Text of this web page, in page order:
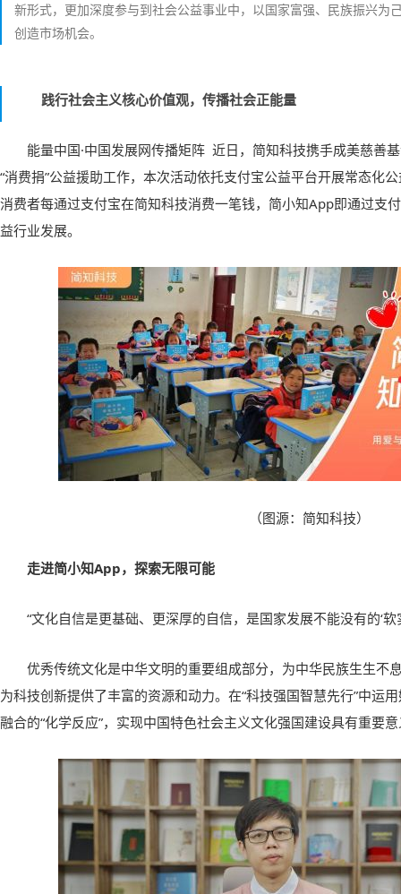
新形式，更加深度参与到社会公益事业中，以国家富强、民族振兴为
创造市场机会。
践行社会主义核心价值观，传播社会正能量
能量中国·中国发展网传播矩阵 近日，简知科技携手成美慈善
“消费捐”公益援助工作，本次活动依托支付宝公益平台开展常态化
消费者每通过支付宝在简知科技消费一笔钱，简小知App即通过支
益行业发展。
（图源： 简知科技）
走进简小知App，探索无限可能
“文化自信是更基础、更深厚的自信，是国家发展不能没有的‘软
优秀传统文化是中华文明的重要组成部分，为中华民族生生不
为科技创新提供了丰富的资源和动力。在“科技强国智慧先行”中运
融合的“化学反应”，实现中国特色社会主义文化强国建设具有重要